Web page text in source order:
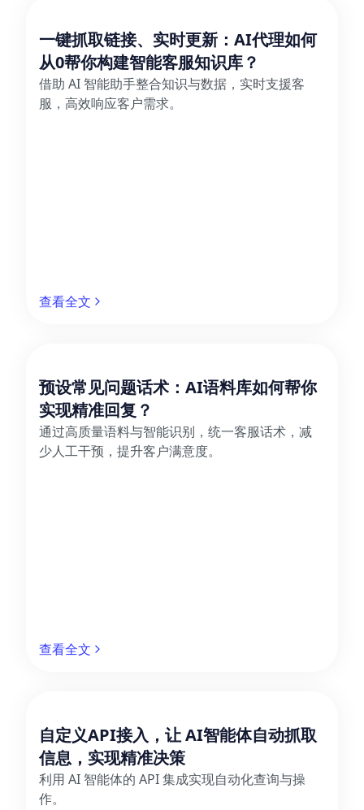
一键抓取链接、实时更新：AI代理如何
从0帮你构建智能客服知识库？
借助 AI 智能助手整合知识与数据，实时支援客
服，高效响应客户需求。
查看全文
预设常见问题话术：AI语料库如何帮你
实现精准回复？
通过高质量语料与智能识别，统一客服话术，减
少人工干预，提升客户满意度。
查看全文
自定义API接入，让 AI智能体自动抓取
信息，实现精准决策
利用 AI 智能体的 API 集成实现自动化查询与操
作。